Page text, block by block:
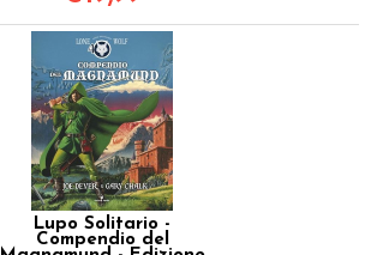
Lupo Solitario -
Compendio del